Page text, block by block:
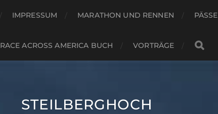
IMPRESSUM MARATHON UND RENNEN PÄSSE
RACE ACROSS AMERICA BUCH VORTRÄGE
STEILBERGHOCH